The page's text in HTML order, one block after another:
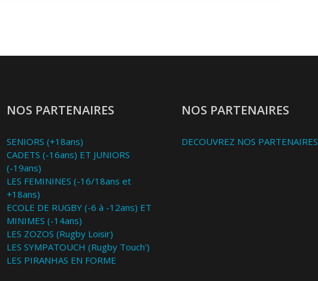
NOS PARTENAIRES
SENIORS (+18ans)
CADETS (-16ans) ET JUNIORS
(-19ans)
LES FEMININES (-16/18ans et
+18ans)
ECOLE DE RUGBY (-6 à -12ans) ET
MINIMES (-14ans)
LES ZOZOS (Rugby Loisir)
LES SYMPATOUCH (Rugby Touch')
LES PIRANHAS EN FORME
NOS PARTENAIRES
DECOUVREZ NOS PARTENAIRES